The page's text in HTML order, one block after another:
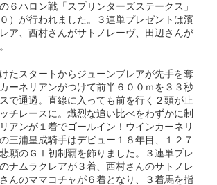
６ハロン戦「スプリンターズステークス」
０）が行われました。３連単プレゼントは濱
ア、西村さんがサトノレーヴ、田辺さんが
たスタートからジューンブレアが先手を奪
ーネリアンがつけて前半６００ｍを３３秒
で通過。直線に入っても前を行く２頭が止
チレースに。熾烈な追い比べをわずかに制
アンが１着でゴールイン！ウインカーネリ
三浦皇成騎手はデビュー１８年目、１２７
願のＧⅠ初制覇を飾りました。３連単プレ
ナムラクレアが３着、西村さんのサトノレ
んのママコチャが６着となり、３着馬を指